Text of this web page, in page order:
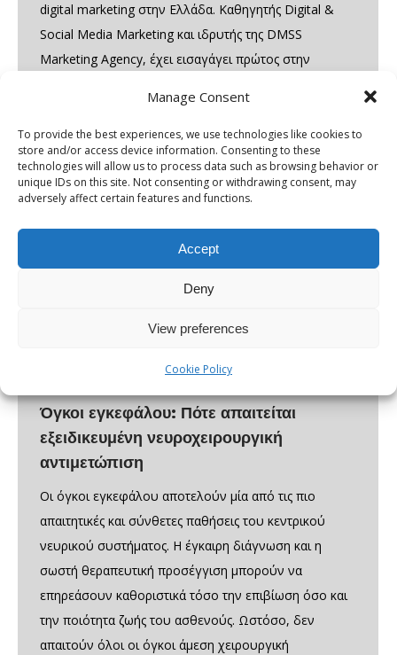
Manage Consent
To provide the best experiences, we use technologies like cookies to
store and/or access device information. Consenting to these
technologies will allow us to process data such as browsing behavior or
unique IDs on this site. Not consenting or withdrawing consent, may
adversely affect certain features and functions.
Accept
Deny
View preferences
Cookie Policy
digital marketing στην Ελλάδα. Καθηγητής Digital &
Social Media Marketing και ιδρυτής της DMSS
Marketing Agency, έχει εισαγάγει πρώτος στην
SEO – βελτιστοποίηση παρουσίας σε Large Language
Models όπως το ChatGPT,…
Όγκοι εγκεφάλου: Πότε απαιτείται
εξειδικευμένη νευροχειρουργική
αντιμετώπιση
Οι όγκοι εγκεφάλου αποτελούν μία από τις πιο
απαιτητικές και σύνθετες παθήσεις του κεντρικού
νευρικού συστήματος. Η έγκαιρη διάγνωση και η
σωστή θεραπευτική προσέγγιση μπορούν να
επηρεάσουν καθοριστικά τόσο την επιβίωση όσο και
την ποιότητα ζωής του ασθενούς. Ωστόσο, δεν
απαιτούν όλοι οι όγκοι άμεση χειρουργική